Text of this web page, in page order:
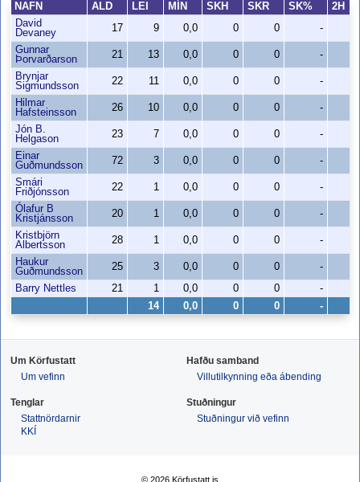
NAFN ALD LEI MÍN SKH SKR SK%
2H
David
Devaney
17 9 0,0 0 0 -
Gunnar
Þorvarðarson
21 13 0,0 0 0 -
Brynjar
Sigmundsson
22 11 0,0 0 0 -
Hilmar
Hafsteinsson
26 10 0,0 0 0 -
Jón B.
Helgason
23 7 0,0 0 0 -
Einar
Guðmundsson
72 3 0,0 0 0 -
Smári
Friðjónsson
22 1 0,0 0 0 -
Ólafur B
Kristjánsson
20 1 0,0 0 0 -
Kristbjörn
Albertsson
28 1 0,0 0 0 -
Haukur
Guðmundsson
25 3 0,0 0 0 -
Barry Nettles
21 1 0,0 0 0 -
14 0,0 0 0 -
Um Körfustatt
Um vefinn
Hafðu samband
Villutilkynning eða ábending
Tenglar
Stattnördarnir
KKÍ
Stuðningur
Stuðningur við vefinn
© 2026 Körfustatt.is